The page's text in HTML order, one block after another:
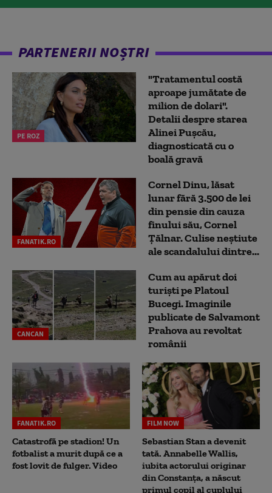
PARTENERII NOȘTRI
PE ROZ
"Tratamentul costă
aproape jumătate de
milion de dolari".
Detalii despre starea
Alinei Pușcău,
diagnosticată cu o
boală gravă
FANATIK.RO
Cornel Dinu, lăsat
lunar fără 3.500 de lei
din pensie din cauza
finului său, Cornel
Țălnar. Culise neștiute
ale scandalului dintre...
CANCAN
Cum au apărut doi
turiști pe Platoul
Bucegi. Imaginile
publicate de Salvamont
Prahova au revoltat
românii
FANATIK.RO
Catastrofă pe stadion! Un
fotbalist a murit după ce a
fost lovit de fulger. Video
FILM NOW
Sebastian Stan a devenit
tată. Annabelle Wallis,
iubita actorului originar
din Constanța, a născut
primul copil al cuplului